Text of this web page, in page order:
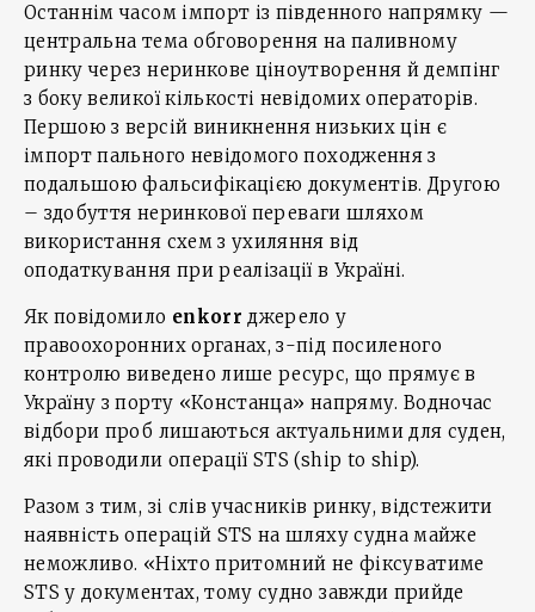
Останнім часом імпорт із південного напрямку —
центральна тема обговорення на паливному
ринку через неринкове ціноутворення й демпінг
з боку великої кількості невідомих операторів.
Першою з версій виникнення низьких цін є
імпорт пального невідомого походження з
подальшою фальсифікацією документів. Другою
– здобуття неринкової переваги шляхом
використання схем з ухиляння від
оподаткування при реалізації в Україні.
Як повідомило enkorrджерело у
правоохоронних органах, з-під посиленого
контролю виведено лише ресурс, що прямує в
Україну з порту «Констанца» напряму. Водночас
відбори проб лишаються актуальними для суден,
які проводили операції STS (ship to ship).
Разом з тим, зі слів учасників ринку, відстежити
наявність операцій STS на шляху судна майже
неможливо. «Ніхто притомний не фіксуватиме
STS у документах, тому судно завжди прийде